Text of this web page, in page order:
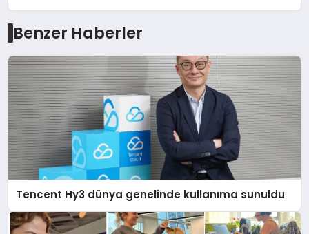
Benzer Haberler
Tencent Hy3 dünya genelinde kullanıma sunuldu